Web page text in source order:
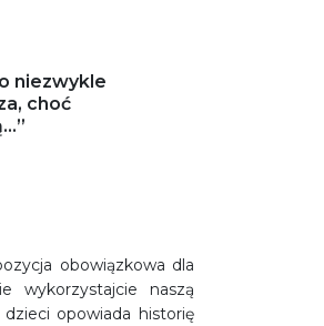
niezwykle
choć
obowiązkowa dla
wykorzystajcie naszą
opowiada historię